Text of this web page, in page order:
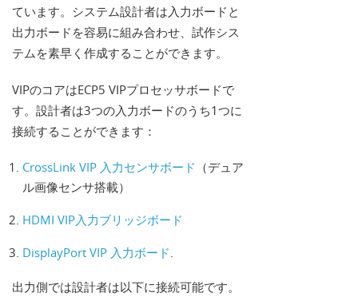
ています。システム設計者は入力ボードと
出力ボードを容易に組み合わせ、試作シス
テムを素早く作成することができます。
VIPのコアはECP5 VIPプロセッサボードで
す。設計者は3つの入力ボードのうち1つに
接続することができます：
CrossLink VIP 入力センサボード （デュア
ル画像センサ搭載）
HDMI VIP入力ブリッジボード
DisplayPort VIP 入力ボード.
出力側では設計者は以下に接続可能です。